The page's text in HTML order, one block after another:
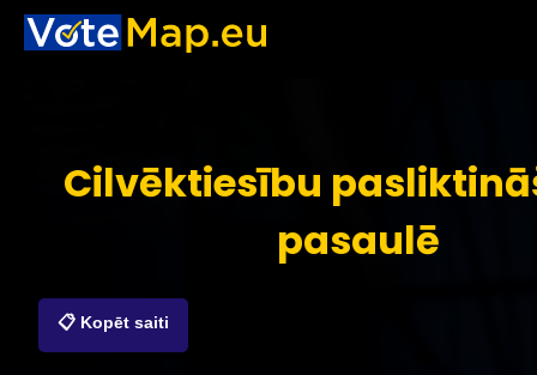
Cilvēktiesību
pasaulē
📋 Kopēt saiti